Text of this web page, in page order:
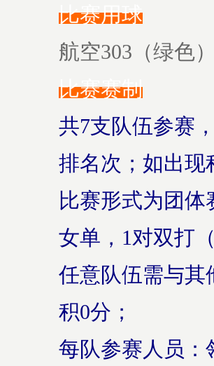
比赛用球
航空303（绿色
比赛赛制
共7支队伍参赛
排名次；如出现
比赛形式为团
女单，1对双打
任意队伍需与其
积0分；
每队参赛人员：